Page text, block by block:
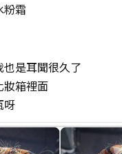
粉霜
是耳聞很久了
妝箱裡面
呀